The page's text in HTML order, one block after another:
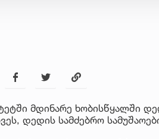
მდინარე ხობისწყალში
დედის სამძებრო